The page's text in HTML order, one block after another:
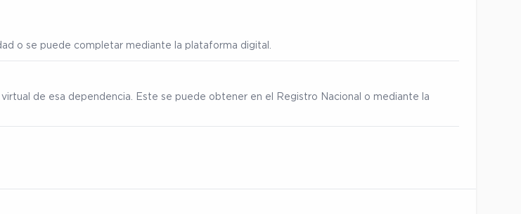
o se puede completar mediante la plataforma digital.
de esa dependencia. Este se puede obtener en el Registro Nacional o mediante la